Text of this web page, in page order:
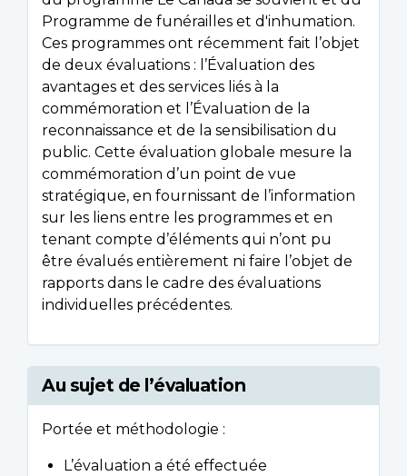
Programme de funérailles et d'inhumation.
Ces programmes ont récemment fait l’objet
de deux évaluations : l’Évaluation des
avantages et des services liés à la
commémoration et l’Évaluation de la
reconnaissance et de la sensibilisation du
public. Cette évaluation globale mesure la
commémoration d’un point de vue
stratégique, en fournissant de l’information
sur les liens entre les programmes et en
tenant compte d’éléments qui n’ont pu
être évalués entièrement ni faire l’objet de
rapports dans le cadre des évaluations
individuelles précédentes.
Au sujet de l’évaluation
Portée et méthodologie :
L’évaluation a été effectuée